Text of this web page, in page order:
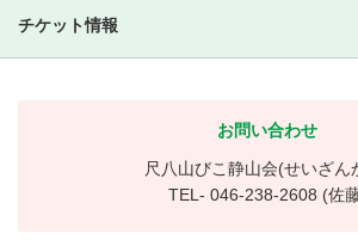
チケット情報
お問い合わせ
尺八山びこ静山会(せいざん
TEL- 046-238-2608 (佐